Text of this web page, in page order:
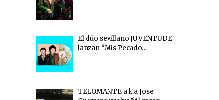
El dúo sevillano JUVENTUDE
lanzan “Mis Pecado…
TELOMANTE a.k.a Jose